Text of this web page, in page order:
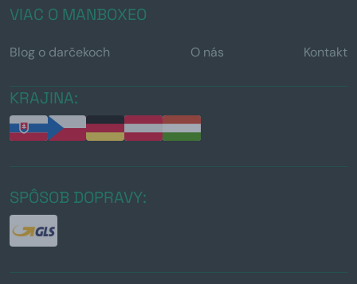
VIAC O MANBOXEO
Blog o darčekoch O nás Kontakt
KRAJINA:
SPÔSOB DOPRAVY: